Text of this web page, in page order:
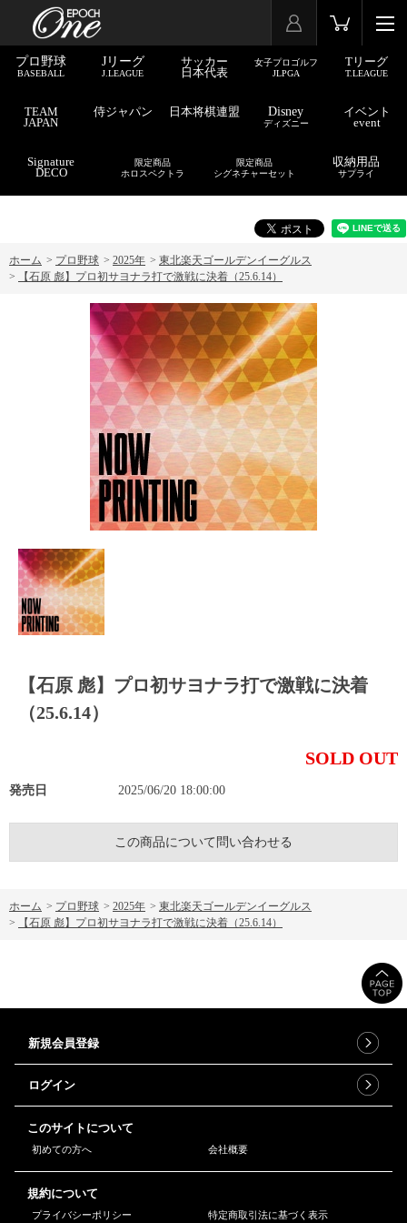
プロ野球
BASEBALL
Jリーグ
J.LEAGUE
サッカー
日本代表
女子プロゴルフ
JLPGA
Tリーグ
T.LEAGUE
TEAM
JAPAN
侍ジャパン 日本将棋連盟 Disney
ディズニー
イベント
event
Signature
DECO
限定商品
ホロスペクトラ
限定商品
シグネチャーセット
収納用品
サプライ
ホーム > プロ野球 > 2025年 > 東北楽天ゴールデンイーグルス
>
【石原 彪】プロ初サヨナラ打で激戦に決着（25.6.14）
【石原 彪】プロ初サヨナラ打で激戦に決着
（25.6.14）
SOLD OUT
発売日 2025/06/20 18:00:00
この商品について問い合わせる
ホーム > プロ野球 > 2025年 > 東北楽天ゴールデンイーグルス
>
【石原 彪】プロ初サヨナラ打で激戦に決着（25.6.14）
新規会員登録
ログイン
このサイトについて
初めての方へ 会社概要
規約について
プライバシーポリシー 特定商取引法に基づく表示